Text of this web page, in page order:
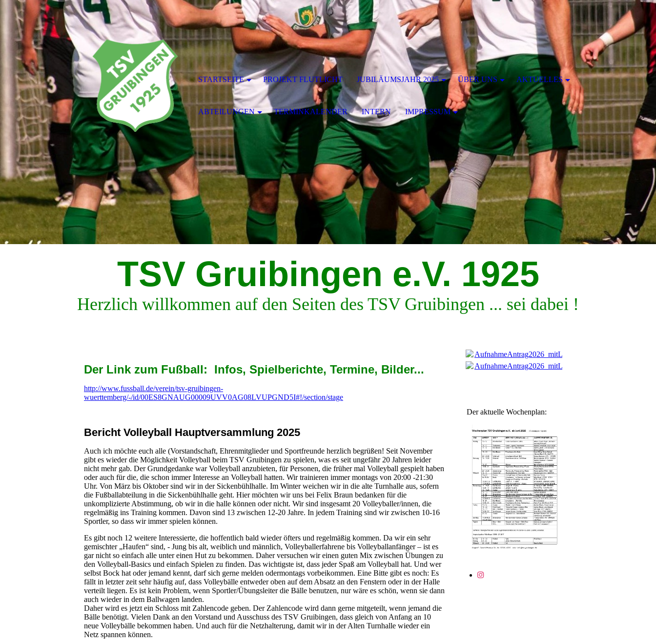
TSV Gruibingen e.V. 1925
Herzlich willkommen auf den Seiten des TSV Gruibingen ... sei dabei !
Der Link zum Fußball: Infos, Spielberichte, Termine, Bilder...
http://www.fussball.de/verein/tsv-gruibingen-
wuerttemberg/-/id/00ES8GNAUG00009UVV0AG08LVUPGND5I#!/section/stage
Bericht Volleyball Hauptversammlung 2025
Auch ich möchte euch alle (Vorstandschaft, Ehrenmitglieder und Sportfreunde herzlich begrüßen! Seit November
gibt es wieder die Möglichkeit Volleyball beim TSV Gruibingen zu spielen, was es seit ungefähr 20 Jahren leider
nicht mehr gab. Der Grundgedanke war Volleyball anzubieten, für Personen, die früher mal Volleyball gespielt haben
oder auch für die, die schon immer Interesse an Volleyball hatten. Wir trainieren immer montags von 20:00 -21:30
Uhr. Von März bis Oktober sind wir in der Sickenbühlhalle. Im Winter weichen wir in die alte Turnhalle aus, sofern
die Fußballabteilung in die Sickenbühlhalle geht. Hier möchten wir uns bei Felix Braun bedanken für die
unkomplizierte Abstimmung, ob wir in die halle können oder nicht. Wir sind insgesamt 20 Volleyballer/innen, die
regelmäßig ins Training kommen. Davon sind 13 zwischen 12-20 Jahre. In jedem Training sind wir zwischen 10-16
Sportler, so dass wir immer spielen können.
Es gibt noch 12 weitere Interessierte, die hoffentlich bald wieder öfters und regelmäßig kommen. Da wir ein sehr
gemischter „Haufen“ sind, - Jung bis alt, weiblich und männlich, Volleyballerfahrene bis Volleyballanfänger – ist es
gar nicht so einfach alle unter einen Hut zu bekommen. Daher versuchen wir einen guten Mix zwischen Übungen zu
den Volleyball-Basics und einfach Spielen zu finden. Das wichtigste ist, dass jeder Spaß am Volleyball hat. Und wer
selbst Bock hat oder jemand kennt, darf sich gerne melden odermontags vorbeikommen. Eine Bitte gibt es noch: Es
fällt in letzter zeit sehr häufig auf, dass Volleybälle entweder oben auf dem Absatz an den Fenstern oder in der Halle
verteilt liegen. Es ist kein Problem, wenn Sportler/Übungsleiter die Bälle benutzen, nur wäre es schön, wenn sie dann
auch wieder in dem Ballwagen landen.
Daher wird es jetzt ein Schloss mit Zahlencode geben. Der Zahlencode wird dann gerne mitgeteilt, wenn jemand die
Bälle benötigt. Vielen Dank an den Vorstand und Ausschuss des TSV Gruibingen, dass gleich von Anfang an 10
neue Volleybälle bekommen haben. Und auch für die Netzhalterung, damit wir in der Alten Turnhalle wieder ein
Netz spannen können.
AufnahmeAntrag2026_mitLogo.pdf
AufnahmeAntrag2026_mitLogo.pdf
Der aktuelle Wochenplan:
STARTSEITE PROJEKT FLUTLICHT JUBILÄUMSJAHR 2025 ÜBER UNS AKTUELLES
ABTEILUNGEN TERMINKALENDER INTERN IMPRESSUM